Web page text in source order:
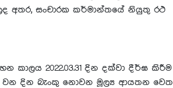
ලද අතර, සංචාරක කර්මාන්තයේ නියුතු රථ
2022.03.31 දින දක්වා දීර්ඝ කිරීම
වන දින බැංකු නොවන මූල්‍ය ආයතන වෙත